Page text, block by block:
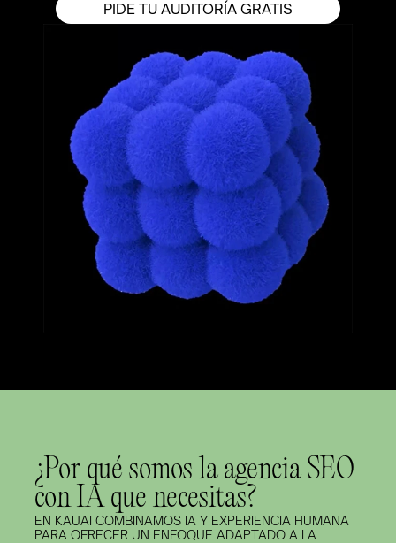
PIDE TU AUDITORÍA GRATIS
¿Por qué somos la agencia SEO
con IA que necesitas?
EN KAUAI COMBINAMOS IA Y EXPERIENCIA HUMANA
PARA OFRECER UN ENFOQUE ADAPTADO A LA